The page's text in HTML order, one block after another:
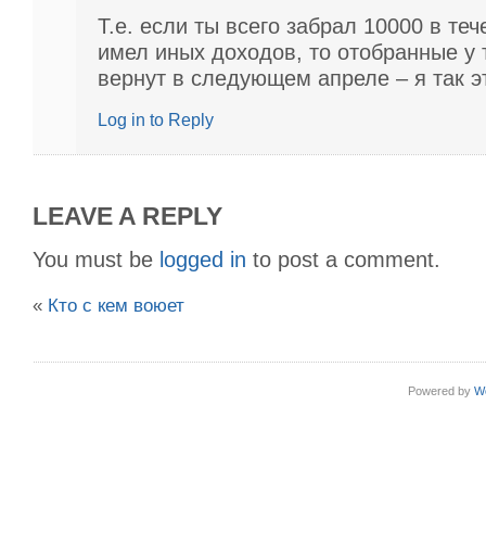
Т.е. если ты всего забрал 10000 в
имел иных доходов, то отобранные у
вернут в следующем апреле – я так
Log in to Reply
LEAVE A REPLY
You must be logged in to post a comment.
« Кто с кем воюет
Powered by